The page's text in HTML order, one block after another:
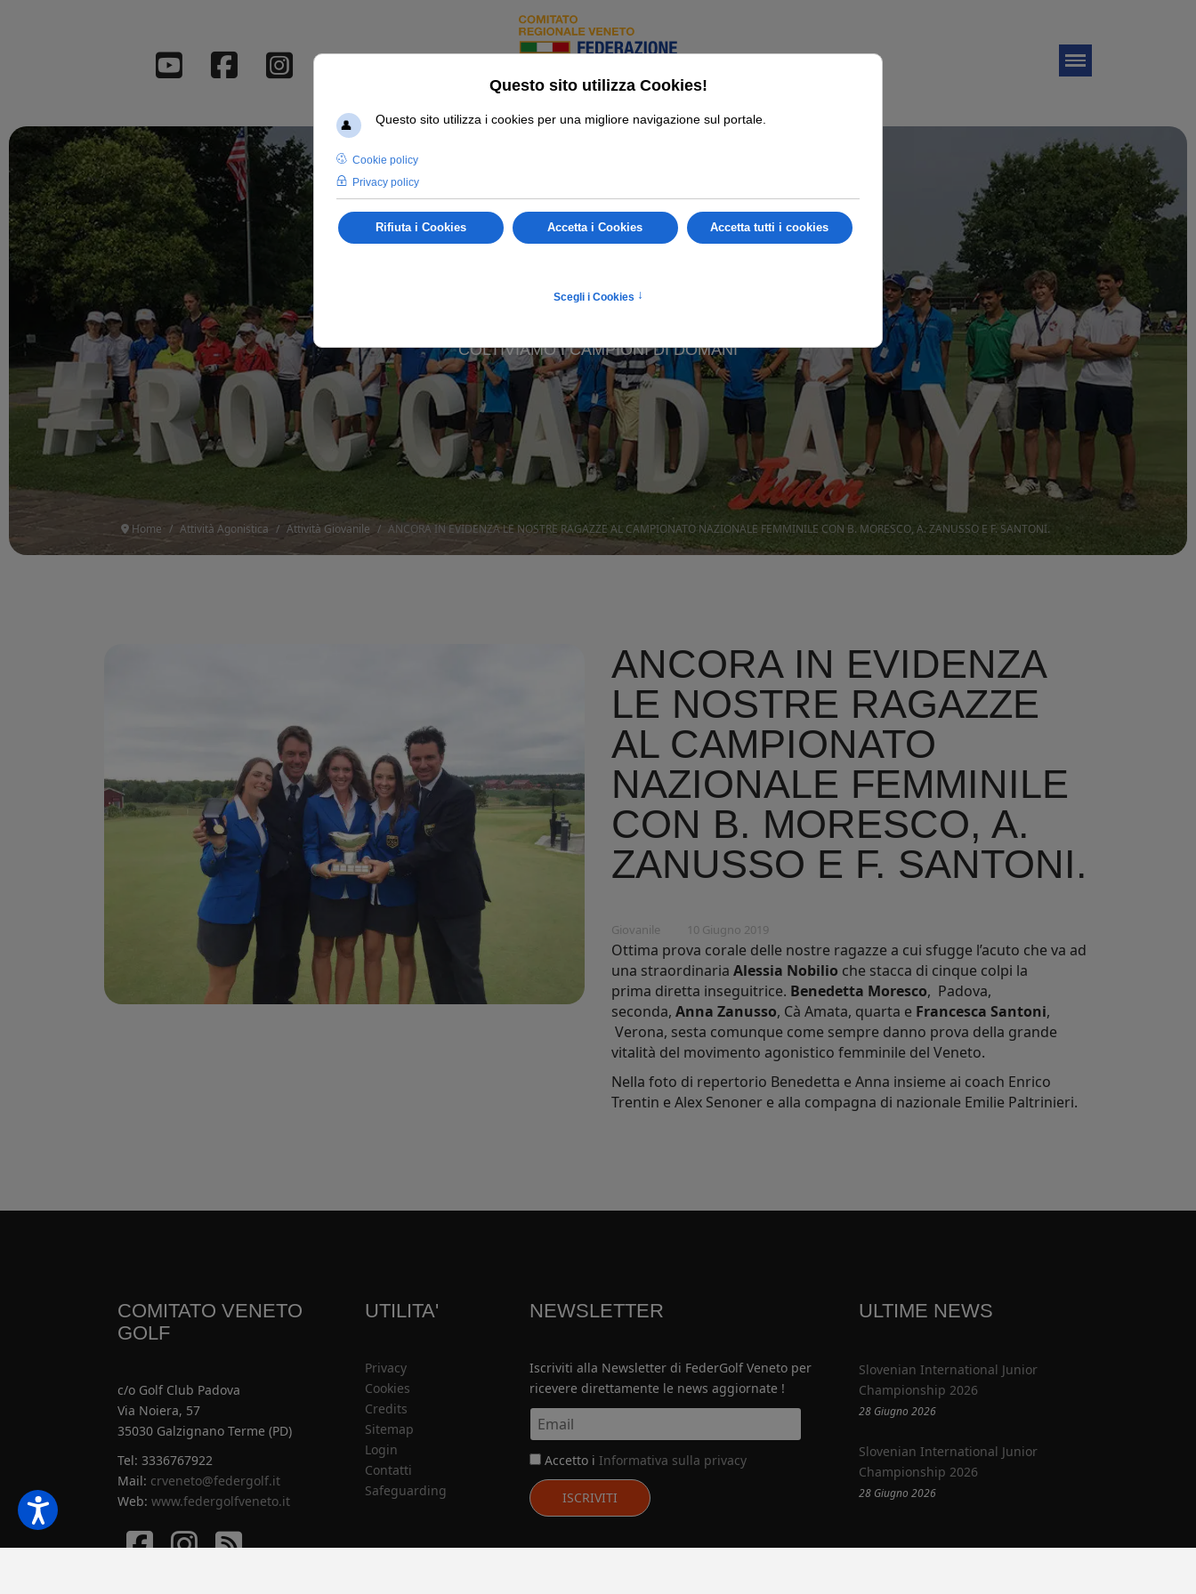
Youtube
Facebook
Instagram
ATTIVITÀ GIOVANILE
COLTIVIAMO I CAMPIONI DI DOMANI
Home Attività Agonistica Attività Giovanile ANCORA IN EVIDENZA LE NOSTRE RAGAZZE AL CAMPIONATO NAZIONALE FEMMINILE CON B. MORESCO, A. ZANUSSO E F. SANTONI.
ANCORA IN EVIDENZA
LE NOSTRE RAGAZZE
AL CAMPIONATO
NAZIONALE FEMMINILE
CON B. MORESCO, A.
ZANUSSO E F. SANTONI.
Giovanile 10 Giugno 2019
Ottima prova corale delle nostre ragazze a cui sfugge l’acuto che va ad
una straordinaria Alessia Nobilio che stacca di cinque colpi la
prima diretta inseguitrice. Benedetta Moresco, Padova,
seconda, Anna Zanusso, Cà Amata, quarta e Francesca Santoni,
Verona, sesta comunque come sempre danno prova della grande
vitalità del movimento agonistico femminile del Veneto.
Nella foto di repertorio Benedetta e Anna insieme ai coach Enrico
Trentin e Alex Senoner e alla compagna di nazionale Emilie Paltrinieri.
COMITATO VENETO
GOLF
c/o Golf Club Padova
Via Noiera, 57
35030 Galzignano Terme (PD)
Tel: 3336767922
Mail: crveneto@federgolf.it
Web: www.federgolfveneto.it
Facebook
Istagram
Istagram
UTILITA'
Privacy
Cookies
Credits
Sitemap
Login
Contatti
Safeguarding
NEWSLETTER
Iscriviti alla Newsletter di FederGolf Veneto per
ricevere direttamente le news aggiornate !
Accetto i Informativa sulla privacy
ISCRIVITI
ULTIME NEWS
Slovenian International Junior
Championship 2026
28 Giugno 2026
Slovenian International Junior
Championship 2026
28 Giugno 2026